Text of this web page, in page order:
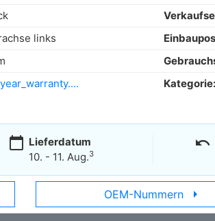
links
Kategorie:
calendar_today Lieferdatum
10. - 11. Aug.3
undo
OEM-Nummern arrow_right